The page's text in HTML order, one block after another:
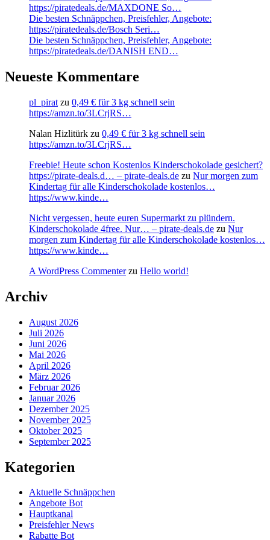
https://piratedeals.de/MAXDONE So…
Die besten Schnäppchen, Preisfehler, Angebote:
https://piratedeals.de/Bosch Seri…
Die besten Schnäppchen, Preisfehler, Angebote:
https://piratedeals.de/DANISH END…
Neueste Kommentare
pl_pirat zu 0,49 € für 3 kg schnell sein
https://amzn.to/3LCrjRS…
Nalan Hizlitürk zu 0,49 € für 3 kg schnell sein
https://amzn.to/3LCrjRS…
Freebie! Heute schon Kostenlos Kinderschokolade gesichert?
https://pirate-deals.d… – pirate-deals.de zu Nur morgen zum
Kindertag für alle Kinderschokolade kostenlos…
https://www.kinde…
Nicht vergessen, heute euren Supermarkt zu plündern.
Kinderschokolade 4free. Nur… – pirate-deals.de zu Nur
morgen zum Kindertag für alle Kinderschokolade kostenlos…
https://www.kinde…
A WordPress Commenterzu Hello world!
Archiv
August 2026
Juli 2026
Juni 2026
Mai 2026
April 2026
März 2026
Februar 2026
Januar 2026
Dezember 2025
November 2025
Oktober 2025
September 2025
Kategorien
Aktuelle Schnäppchen
Angebote Bot
Hauptkanal
Preisfehler News
Rabatte Bot